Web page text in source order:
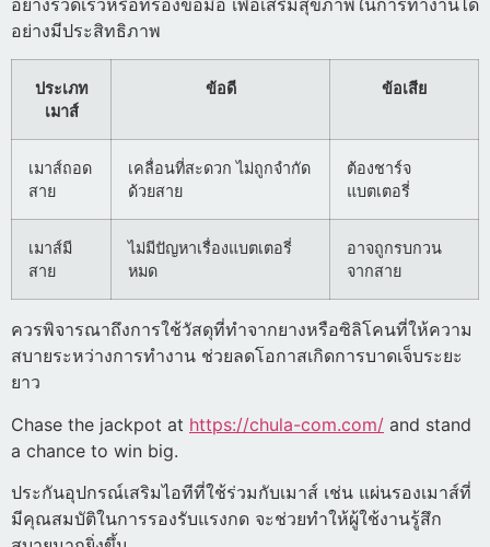
อย่างมีประสิทธิภาพ
ประเภท
เมาส์
ข้อดี ข้อเสีย
เมาส์ถอด
สาย
เคลื่อนที่สะดวก ไม่ถูกจำกัด
ด้วยสาย
ต้องชาร์จ
แบตเตอรี่
เมาส์มี
สาย
ไม่มีปัญหาเรื่องแบตเตอรี่
หมด
อาจถูกรบกวน
จากสาย
ควรพิจารณาถึงการใช้วัสดุที่ทำจากยางหรือซิลิโคนที่ให้ความ
สบายระหว่างการทำงาน ช่วยลดโอกาสเกิดการบาดเจ็บระยะ
ยาว
Chase the jackpot at https://chula-com.com/ and stand
a chance to win big.
ประกันอุปกรณ์เสริมไอทีที่ใช้ร่วมกับเมาส์ เช่น แผ่นรองเมาส์ที่
มีคุณสมบัติในการรองรับแรงกด จะช่วยทำให้ผู้ใช้งานรู้สึก